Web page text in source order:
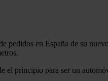
pedidos en España de su
el principio para ser un